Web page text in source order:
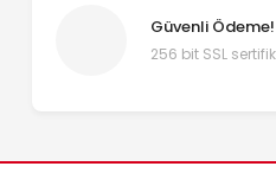
Güvenli Ödeme!
256 bit SSL